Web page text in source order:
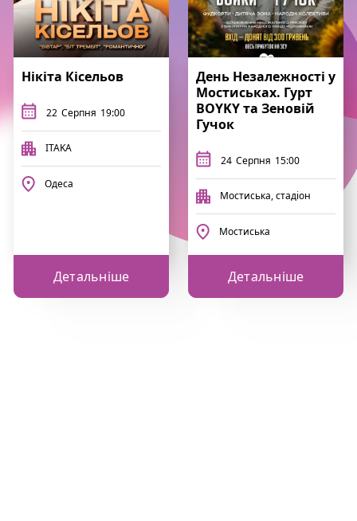
Нікіта Кісельов
22 Серпня 19:00
ITAKA
Одеса
Детальніше
День Незалежності у
Мостиськах. Гурт
BOYKY та Зеновій
Гучок
24 Серпня 15:00
Мостиська, стадіон
Мостиська
Детальніше